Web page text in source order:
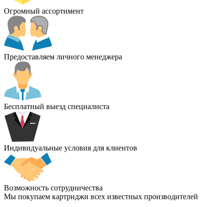
Огромный ассортимент
Предоставляем личного менеджера
Бесплатный выезд специалиста
Индивидуальные условия для клиентов
Возможность сотрудничества
Мы покупаем картриджи всех известных производителей